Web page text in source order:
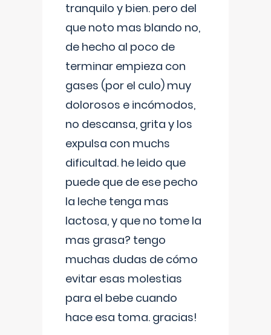
tranquilo y bien. pero del
que noto mas blando no,
de hecho al poco de
terminar empieza con
gases (por el culo) muy
dolorosos e incómodos,
no descansa, grita y los
expulsa con muchs
dificultad. he leido que
puede que de ese pecho
la leche tenga mas
lactosa, y que no tome la
mas grasa? tengo
muchas dudas de cómo
evitar esas molestias
para el bebe cuando
hace esa toma. gracias!